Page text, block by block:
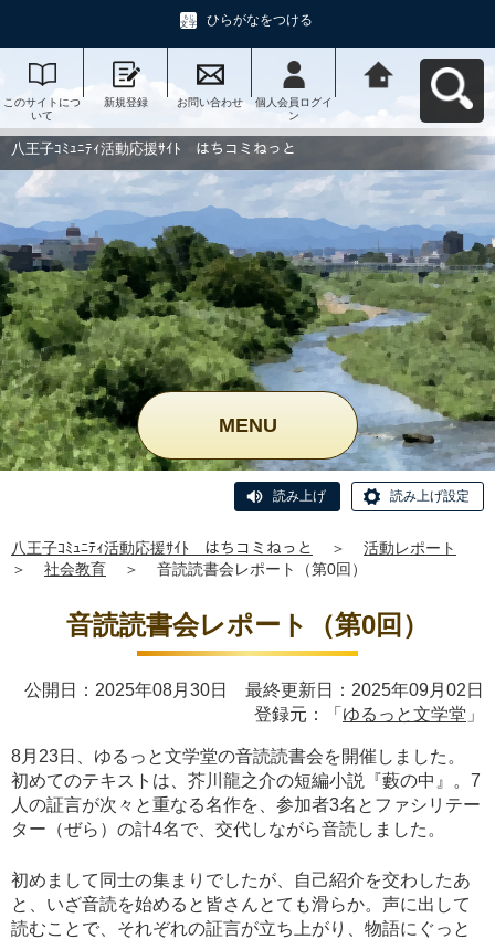
ひらがなをつける
このサイトにつ
いて
新規登録 お問い合わせ
個人会員ログイ
ン
動応援ｻｲﾄ はち
コミねっとへ戻
八王子ｺﾐｭﾆﾃｨ活動応援ｻｲﾄ はちコミねっと
MENU
読み上げ 読み上げ設定
八王子ｺﾐｭﾆﾃｨ活動応援ｻｲﾄ はちコミねっと ＞
活動レポート
＞
社会教育 ＞ 音読読書会レポート（第0回）
音読読書会レポート（第0回）
公開日：2025年08月30日 最終更新日：2025年09月02日
登録元：「 ゆるっと文学堂 」
8月23日、ゆるっと文学堂の音読読書会を開催しました。
初めてのテキストは、芥川龍之介の短編小説『藪の中』。7
人の証言が次々と重なる名作を、参加者3名とファシリテー
ター（ぜら）の計4名で、交代しながら音読しました。
初めまして同士の集まりでしたが、自己紹介を交わしたあ
と、いざ音読を始めると皆さんとても滑らか。声に出して
読むことで、それぞれの証言が立ち上がり、物語にぐっと